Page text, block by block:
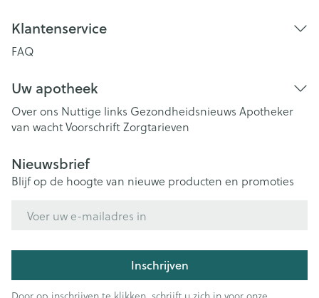
Klantenservice
FAQ
Uw apotheek
Over ons Nuttige links Gezondheidsnieuws Apotheker
van wachtVoorschriftZorgtarieven
Nieuwsbrief
Blijf op de hoogte van nieuwe producten en promoties
Inschrijven